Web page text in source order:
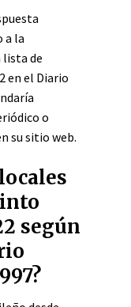
a la
de
en el Diario
o
su sitio web.
según